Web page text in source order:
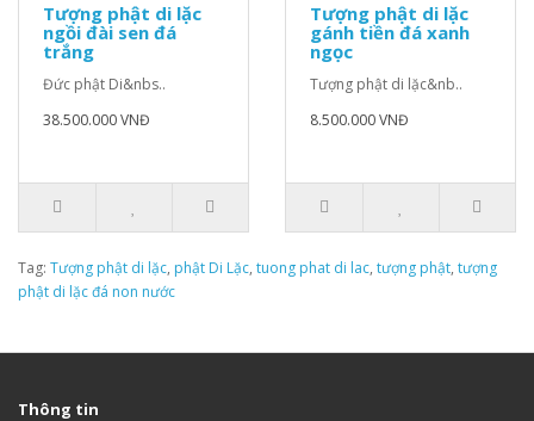
Tượng phật di lặc
ngồi đài sen đá
trắng
Đức phật Di&nbs..
38.500.000 VNĐ
Tượng phật di lặc
gánh tiền đá xanh
ngọc
Tượng phật di lặc&nb..
8.500.000 VNĐ
Tag: Tượng phật di lặc, phật Di Lặc, tuong phat di lac, tượng phật, tượng
phật di lặc đá non nước
Thông tin